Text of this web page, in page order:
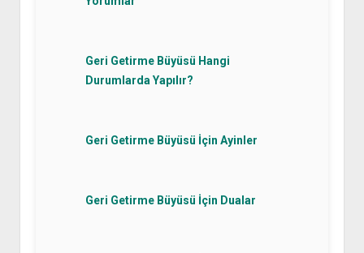
Geri Getirme Büyüsü Hangi
Durumlarda Yapılır?
Geri Getirme Büyüsü İçin Ayinler
Geri Getirme Büyüsü İçin Dualar